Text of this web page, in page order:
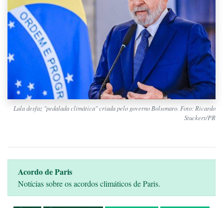
Lula desfaz "pedalada climática" criada pelo governo Bolsonaro. Foto: Ricardo
Stuckert/PR
Acordo de Paris
Notícias sobre os acordos climáticos de Paris.